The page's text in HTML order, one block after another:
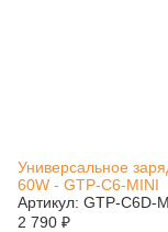
Универсальное
60W - GTP-C6-MINI
Артикул: GTP-C6D-
2 790 ₽